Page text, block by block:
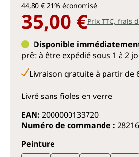
44,80 € 21% économisé
35,00 €Prix TTC, frais
Disponible
prêt à être expédié sous 1 à 2
Livraison gratuite à partir de
Livré sans fioles en verre
EAN: 2000000133720
Numéro de commande : 28216
Sélectionnez
Peinture